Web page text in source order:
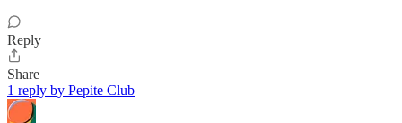
Reply
Share
1 reply by Pepite Club